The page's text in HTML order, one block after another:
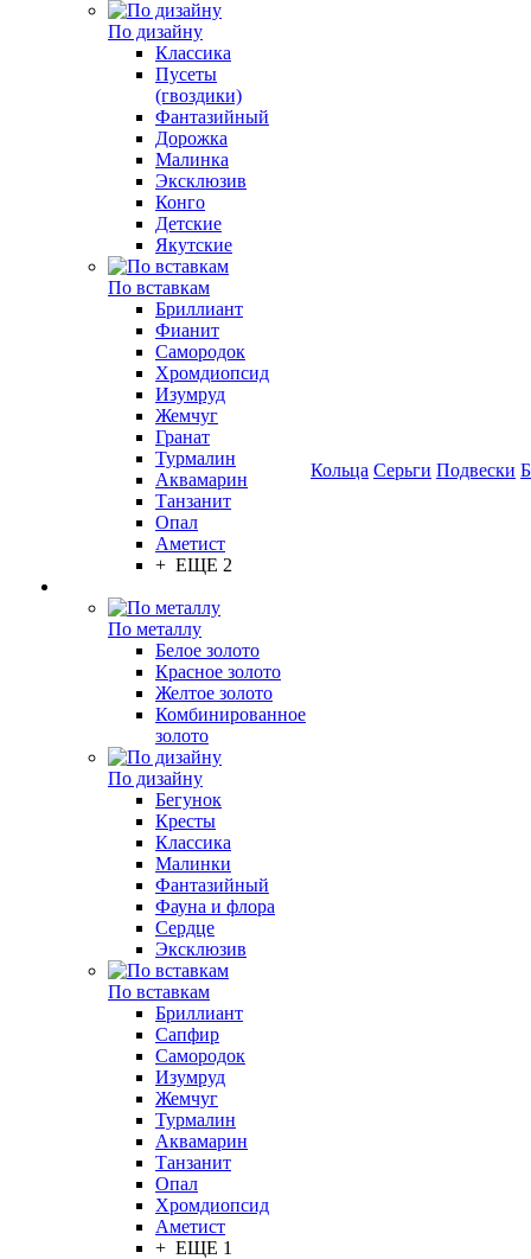
По дизайну
Классика
Пусеты
(гвоздики)
Фантазийный
Дорожка
Малинка
Эксклюзив
Конго
Детские
Якутские
По вставкам
Бриллиант
Фианит
Самородок
Хромдиопсид
Изумруд
Жемчуг
Гранат
Турмалин
Аквамарин
Танзанит
Опал
Аметист
+ ЕЩЕ 2
По металлу
Белое золото
Красное золото
Желтое золото
Комбинированное
золото
По дизайну
Бегунок
Кресты
Классика
Малинки
Фантазийный
Фауна и флора
Сердце
Эксклюзив
По вставкам
Бриллиант
Сапфир
Самородок
Изумруд
Жемчуг
Турмалин
Аквамарин
Танзанит
Опал
Хромдиопсид
Аметист
+ ЕЩЕ 1
Кольца Серьги Подвески